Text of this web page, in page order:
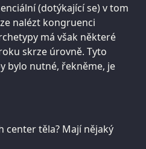
(dotýkající se) v tom
nalézt kongruenci
má však některé
skrze úrovně. Tyto
bylo nutné, řekněme, je
center těla? Mají nějaký